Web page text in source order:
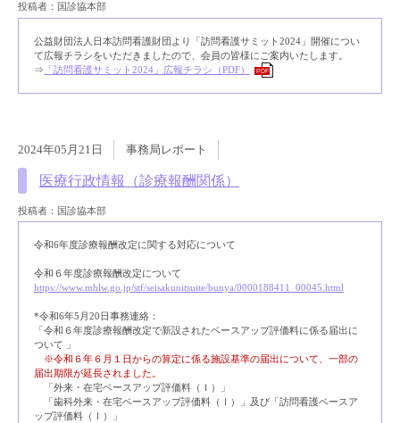
投稿者：国診協本部
公益財団法人日本訪問看護財団より「訪問看護サミット2024」開催につい
て広報チラシをいただきましたので、会員の皆様にご案内いたします。
⇒ 「訪問看護サミット2024」広報チラシ（PDF） PDF
2024年05月21日 事務局レポート
医療行政情報（診療報酬関係）
投稿者：国診協本部
令和6年度診療報酬改定に関する対応について
令和６年度診療報酬改定について
https://www.mhlw.go.jp/stf/seisakunitsuite/bunya/0000188411_00045.html
*令和6年5月20日事務連絡：
「令和６年度診療報酬改定で新設されたベースアップ評価料に係る届出に
ついて 」
※令和６年６月１日からの算定に係る施設基準の届出について、一部の
届出期限が延長されました。
「外来・在宅ベースアップ評価料（Ｉ）」
「歯科外来・在宅ベースアップ評価料（Ⅰ）」及び「訪問看護ベースア
ップ評価料（Ⅰ）」